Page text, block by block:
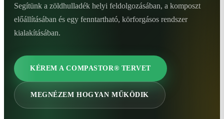
Segítünk a zöldhulladék helyi feldolgozásában, a komposzt
előállításában és egy fenntartható, körforgásos rendszer
kialakításában.
KÉREM A COMPASTOR® TERVET
MEGNÉZEM HOGYAN MŰKÖDIK